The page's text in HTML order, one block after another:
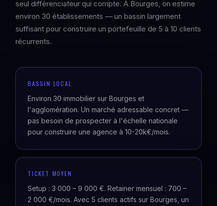
seul différenciateur qui compte. À Bourges, on estime
environ 30 établissements — un bassin largement
suffisant pour construire un portefeuille de 5 à 10 clients
récurrents.
BASSIN LOCAL
Environ 30 immobilier sur Bourges et
l'agglomération. Un marché adressable concret —
pas besoin de prospecter à l'échelle nationale
pour construire une agence à 10-20k€/mois.
TICKET MOYEN
Setup : 3 000 – 9 000 €. Retainer mensuel : 700 –
2 000 €/mois. Avec 5 clients actifs sur Bourges, un